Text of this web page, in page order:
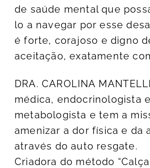
de saúde mental que
lo a navegar por esse
é forte, corajoso e digno
aceitação, exatamente
DRA. CAROLINA
médica, endocrinologista e
metabologista e tem a
amenizar a dor física e da
através do auto resgate.
Criadora do método “Calça